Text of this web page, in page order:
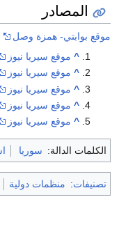
المصادر
موقع بوابتي- همزة وصل
^ موقع سيريا نيوز
^ موقع سيريا نيوز
^ موقع سيريا نيوز
^ موقع سيريا نيوز
^ موقع سيريا نيوز
الكلمات الدالة: سوريا
تصنيفات: منظمات دولية